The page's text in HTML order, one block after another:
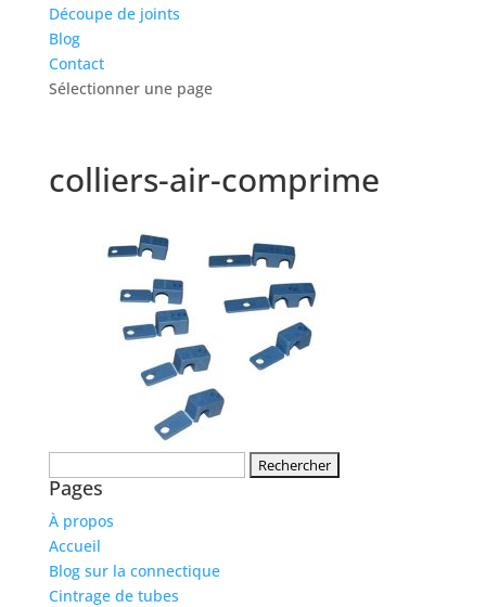
Découpe de joints
Blog
Contact
Sélectionner une page
colliers-air-comprime
Pages
À propos
Accueil
Blog sur la connectique
Cintrage de tubes